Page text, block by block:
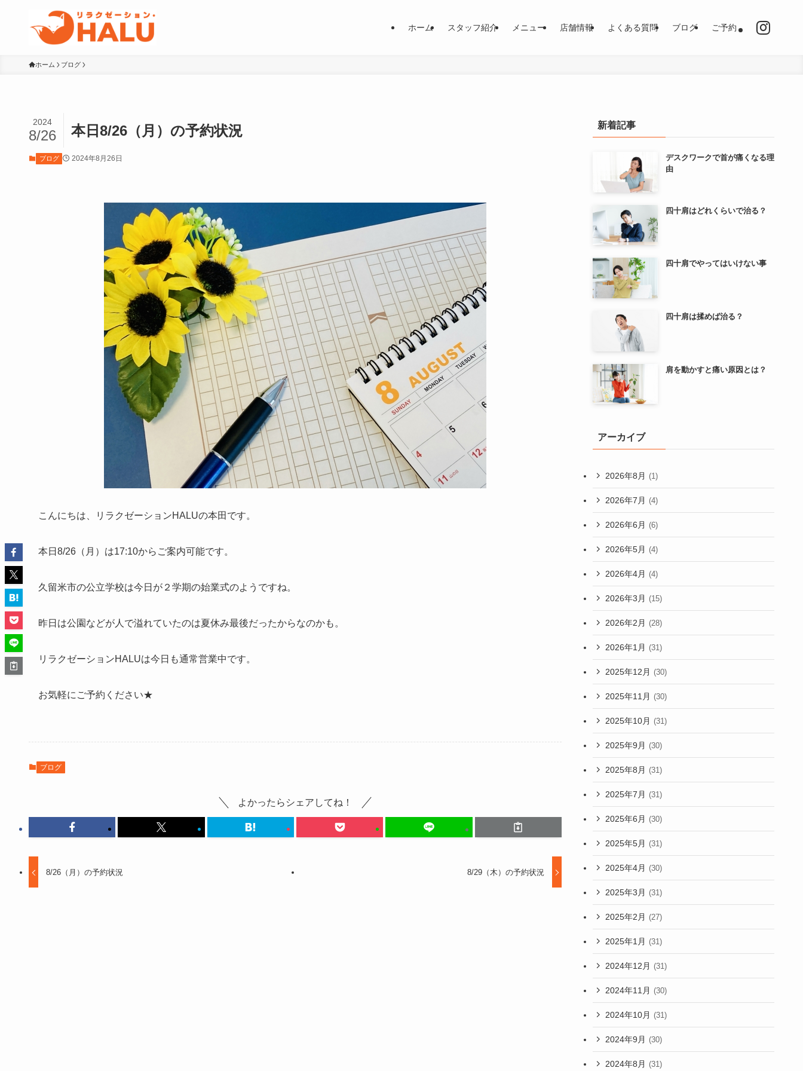
ホーム スタッフ紹介 メニュー 店舗情報 よくある質問 ブログ ご予約
ホーム ブログ
本日8/26（月）の予約状況
2024
8/26
ブログ 2024年8月26日
こんにちは、リラクゼーションHALUの本田です。
本日8/26（月）は17:10からご案内可能です。
久留米市の公立学校は今日が２学期の始業式のようですね。
昨日は公園などが人で溢れていたのは夏休み最後だったからなのかも。
リラクゼーションHALUは今日も通常営業中です。
お気軽にご予約ください★
ブログ
よかったらシェアしてね！
8/26（月）の予約状況 8/29（木）の予約状況
新着記事
デスクワークで首が痛くなる理
由
四十肩はどれくらいで治る？
四十肩でやってはいけない事
四十肩は揉めば治る？
肩を動かすと痛い原因とは？
アーカイブ
2026年8月 (1)
2026年7月 (4)
2026年6月 (6)
2026年5月 (4)
2026年4月 (4)
2026年3月 (15)
2026年2月 (28)
2026年1月 (31)
2025年12月 (30)
2025年11月 (30)
2025年10月 (31)
2025年9月 (30)
2025年8月 (31)
2025年7月 (31)
2025年6月 (30)
2025年5月 (31)
2025年4月 (30)
2025年3月 (31)
2025年2月 (27)
2025年1月 (31)
2024年12月 (31)
2024年11月 (30)
2024年10月 (31)
2024年9月 (30)
2024年8月 (31)